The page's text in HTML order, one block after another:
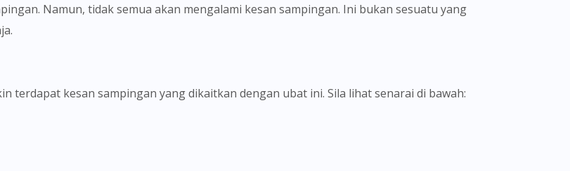
Namun, tidak semua akan mengalami kesan sampingan. Ini bukan sesuatu yang
terdapat kesan sampingan yang dikaitkan dengan ubat ini. Sila lihat senarai di bawah: